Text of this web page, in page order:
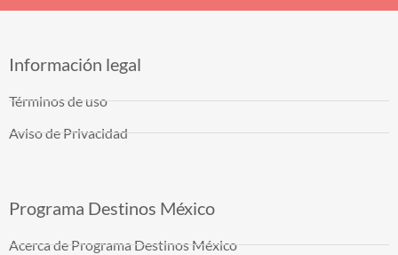
Información legal
Términos de uso
Aviso de Privacidad
Programa Destinos México
Acerca de Programa Destinos México